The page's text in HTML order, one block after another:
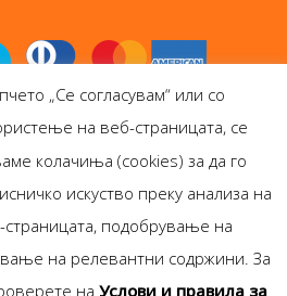
Боокс дооел
„Се согласувам“ или со
на веб-страницата, се
колачиња (cookies) за да го
искуство преку анализа на
подобрување на
на релевантни содржини. За
на Услови и правила за